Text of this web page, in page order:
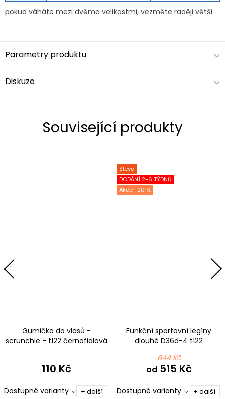
pokud váháte mezi dvěma velikostmi, vezměte raději větší
Parametry produktu
Diskuze
Související produkty
Gumička do vlasů -
scrunchie - t122 černofialová
110 Kč
Dostupné varianty + další
Sleva
DODÁNÍ 2-6 TÝDNŮ
-20 %
Funkční sportovní legíny
dlouhé D36d-4 t122
644 Kč
od515 Kč
Dostupné varianty + další